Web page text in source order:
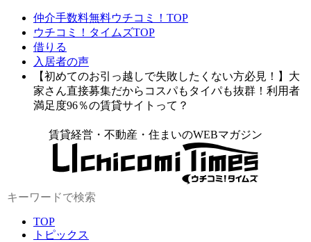
仲介手数料無料ウチコミ！TOP
ウチコミ！タイムズTOP
借りる
入居者の声
【初めてのお引っ越しで失敗したくない方必見！】大
家さん直接募集だからコスパもタイパも抜群！利用者
満足度96％の賃貸サイトって？
賃貸経営・不動産・住まいのWEBマガジン
TOP
トピックス